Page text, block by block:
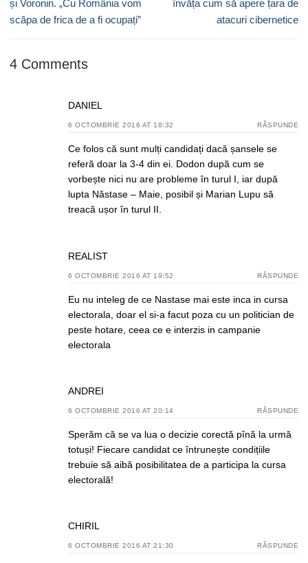
și Voronin. „Cu România vom
scăpa de frica de a fi ocupați”
învăța cum să apere țara de
atacuri cibernetice
4 Comments
DANIEL
6 OCTOMBRIE 2016 AT 18:32 RĂSPUNDE
Ce folos că sunt mulți candidați dacă șansele se
referă doar la 3-4 din ei. Dodon după cum se
vorbește nici nu are probleme în turul I, iar după
lupta Năstase – Maie, posibil și Marian Lupu să
treacă ușor în turul II.
REALIST
6 OCTOMBRIE 2016 AT 19:52 RĂSPUNDE
Eu nu inteleg de ce Nastase mai este inca in cursa
electorala, doar el si-a facut poza cu un politician de
peste hotare, ceea ce e interzis in campanie
electorala
ANDREI
6 OCTOMBRIE 2016 AT 20:14 RĂSPUNDE
Sperăm că se va lua o decizie corectă pînă la urmă
totuși! Fiecare candidat ce întrunește condițiile
trebuie să aibă posibilitatea de a participa la cursa
electorală!
CHIRIL
6 OCTOMBRIE 2016 AT 21:30 RĂSPUNDE